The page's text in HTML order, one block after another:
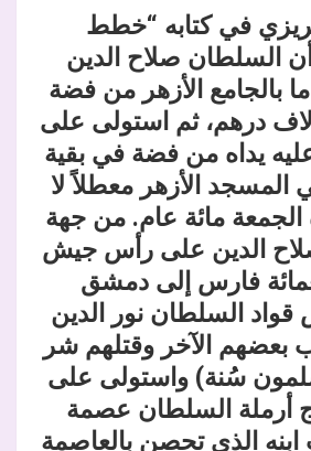
في كتابه “خطط
السلطان صلاح الدين
بالجامع الأزهر من فضة
قدر ثمنها بـ5 آلاف درهم، ثم استولى على
يداه من فضة في بقية
المسجد الأزهر معطلاً لا
الجمعة مائة عام. من جهة
الدين على رأس جيش
فارس إلى دمشق
السلطان نور الدين
بعضهم الآخر وقتلهم شر
سُنة) واستولى على
أرملة السلطان عصمة
الذي تحصن بالعاصمة